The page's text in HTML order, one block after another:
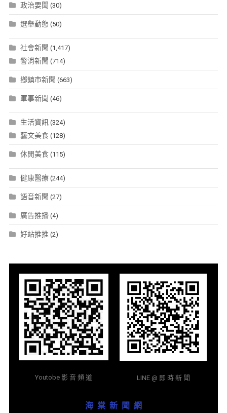
政治要聞 (30)
選舉動態 (50)
社會新聞 (1,417)
警消新聞 (714)
鄉鎮市新聞 (663)
軍事新聞 (46)
生活資訊 (324)
藝文美食(128)
休閒美食(115)
健康醫療(244)
語音新聞 (27)
廣告推播(4)
好站推推 (2)
Youtobe 影 音 頻 道 LINE @ 即 時 新 聞
海 棠 新 聞 網